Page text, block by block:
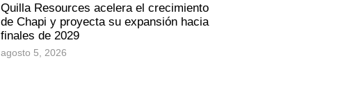
Quilla Resources acelera el crecimiento
de Chapi y proyecta su expansión hacia
finales de 2029
agosto 5, 2026